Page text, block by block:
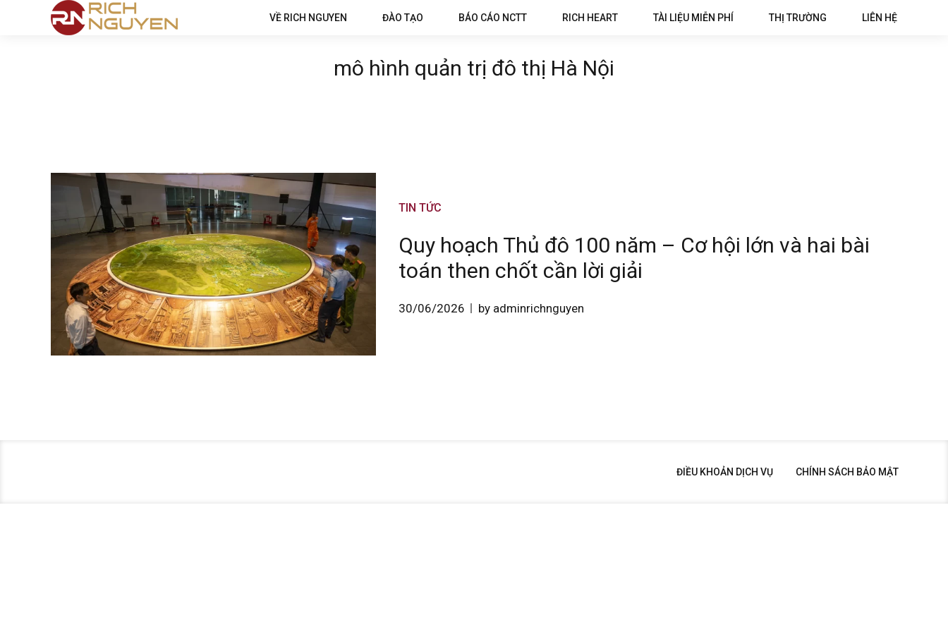
VỀ RICH NGUYEN ĐÀO TẠO BÁO CÁO NCTT RICH HEART TÀI LIỆU MIỄN PHÍ THỊ TRƯỜNG LIÊN HỆ
mô hình quản trị đô thị Hà Nội
TIN TỨC
Quy hoạch Thủ đô 100 năm – Cơ hội lớn và hai bài
toán then chốt cần lời giải
30/06/2026 by adminrichnguyen
ĐIỀU KHOẢN DỊCH VỤ CHÍNH SÁCH BẢO MẬT